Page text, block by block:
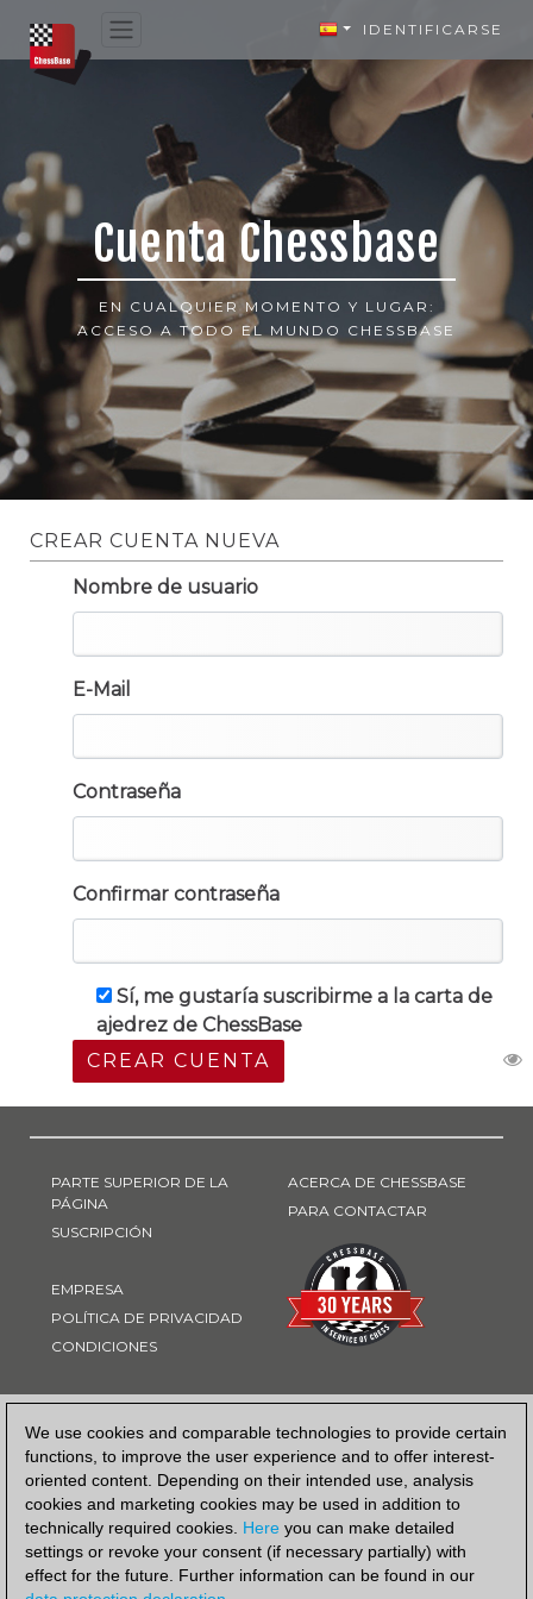
We use cookies and comparable technologies to provide certain
functions, to improve the user experience and to offer interest-
oriented content. Depending on their intended use, analysis
cookies and marketing cookies may be used in addition to
technically required cookies. Here you can make detailed
settings or revoke your consent (if necessary partially) with
effect for the future. Further information can be found in our
IDENTIFICARSE
Cuenta Chessbase
EN CUALQUIER MOMENTO Y LUGAR:
ACCESO A TODO EL MUNDO CHESSBASE
CREAR CUENTA NUEVA
Nombre de usuario
E-Mail
Contraseña
Confirmar contraseña
Sí, me gustaría suscribirme a la carta de
ajedrez de ChessBase
CREAR CUENTA
PARTE SUPERIOR DE LA
PÁGINA
SUSCRIPCIÓN
EMPRESA
POLÍTICA DE PRIVACIDAD
CONDICIONES
ACERCA DE CHESSBASE
PARA CONTACTAR
FORMA DE PAGO